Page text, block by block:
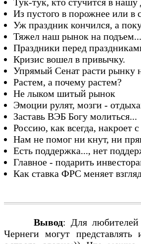
Из пустого в порожнее или в
Уж праздник кончился, а
Тяжел наш рынок на подъем...
Праздники перед
Кризис вошел в привычку.
Упрямый Сенат расти рынку
Растем, а почему растем?
Не лыком шитый рынок
Эмоции рулят, мозги -
Заставь ВЭБ Богу молиться...
Россию, как всегда, накроет
Нам не помог ни кнут, ни
Есть поддержка..., нет
Главное - подарить
Как ставка ФРС меняет
Вывод: Для любителей
Чернеги могут